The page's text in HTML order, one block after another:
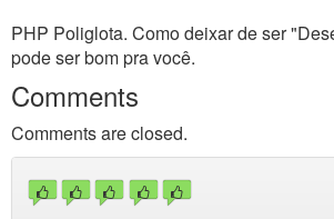
PHP Poliglota. Como deixar de ser
pode ser bom pra você.
Comments
Comments are closed.